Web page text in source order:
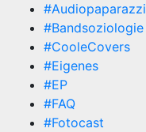
#Audiopaparazzi
#Bandsoziologie
#CooleCovers
#Eigenes
#EP
#FAQ
#Fotocast